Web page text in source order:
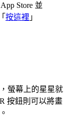
Store 並
按這裡 」
螢幕上的星星就
按鈕則可以將畫